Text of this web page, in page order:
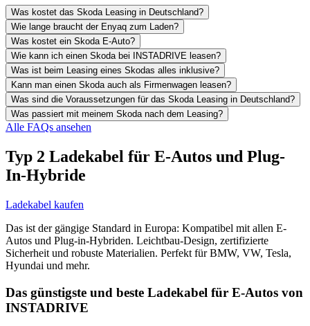
Was kostet das Skoda Leasing in Deutschland?
Wie lange braucht der Enyaq zum Laden?
Was kostet ein Skoda E-Auto?
Wie kann ich einen Skoda bei INSTADRIVE leasen?
Was ist beim Leasing eines Skodas alles inklusive?
Kann man einen Skoda auch als Firmenwagen leasen?
Was sind die Voraussetzungen für das Skoda Leasing in Deutschland?
Was passiert mit meinem Skoda nach dem Leasing?
Alle FAQs ansehen
Typ 2 Ladekabel für E-Autos und Plug-
In-Hybride
Ladekabel kaufen
Das ist der gängige Standard in Europa: Kompatibel mit allen E-
Autos und Plug-in-Hybriden. Leichtbau-Design, zertifizierte
Sicherheit und robuste Materialien. Perfekt für BMW, VW, Tesla,
Hyundai und mehr.
Das günstigste und beste Ladekabel für E-Autos von
INSTADRIVE